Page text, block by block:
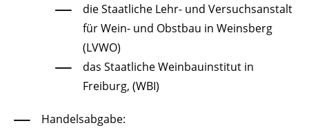
die Staatliche Lehr- und Versuchsanstalt
für Wein- und Obstbau in Weinsberg
(LVWO)
das Staatliche Weinbauinstitut in
Freiburg, (WBI)
Handelsabgabe: